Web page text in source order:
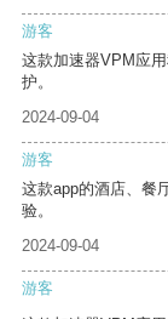
游客
这款加速器VPM应
护。
2024-09-04
游客
这款app的酒店、餐
验。
2024-09-04
游客